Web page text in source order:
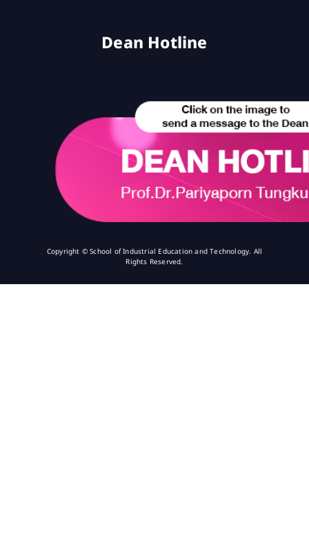
Dean Hotline
Copyright © School of Industrial Education and Technology. All
Rights Reserved.